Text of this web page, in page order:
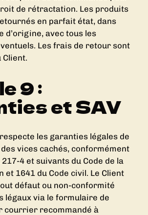
de rétractation. Les produits
en parfait état, dans
d’origine, avec tous les
Les frais de retour sont
Client.
9 :
et SAV
les garanties légales de
vices cachés, conformément
4 et suivants du Code de la
et 1641 du Code civil. Le Client
défaut ou non-conformité
légaux via le formulaire de
courrier recommandé à